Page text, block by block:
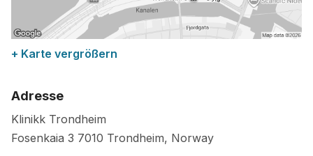
+ Karte vergrößern
Adresse
Klinikk Trondheim
Fosenkaia 3 7010 Trondheim, Norway